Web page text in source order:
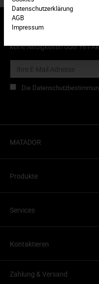
keine Neuigkeiten oder HIT-
Die
MATADOR
Produkte
Services
Kontaktieren
Zahlung & Versand
Datenschutzerklärung
AGB
Impressum